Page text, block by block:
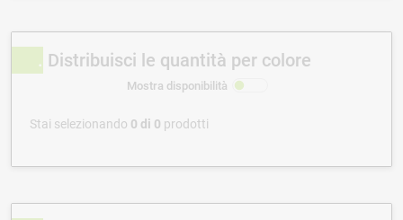
Distribuisci le quantità per colore
Mostra disponibilità
Stai selezionando 0 di 0 prodotti